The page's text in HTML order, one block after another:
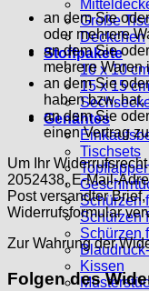
Große
Deckchen
Stoffpakete
10 x 10 cm
15 x 15 cm
Genähtes
Tischsets
Schürzen
Schürzen
Schürzen
Kissen
an dem Sie
oder mehrere
an dem Sie
mehrere
an dem Sie
haben bzw.
an dem Sie
einen Vertrag
Um Ihr
2052438, E-Mail-
Post versandter
Widerrufsformular
Zur Wahrung der
Folgen des